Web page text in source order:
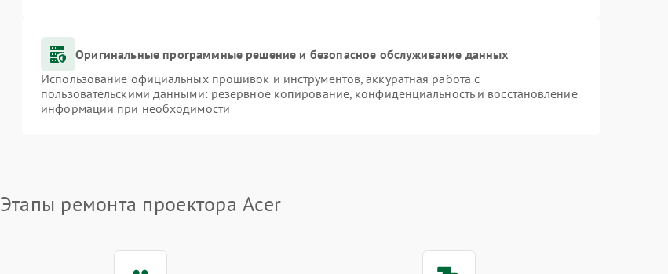
Оригинальные программные решение и безопасное обслуживание данных
Использование официальных прошивок и инструментов, аккуратная работа с
пользовательскими данными: резервное копирование, конфиденциальность и восстановление
информации при необходимости
Этапы ремонта проектора Acer